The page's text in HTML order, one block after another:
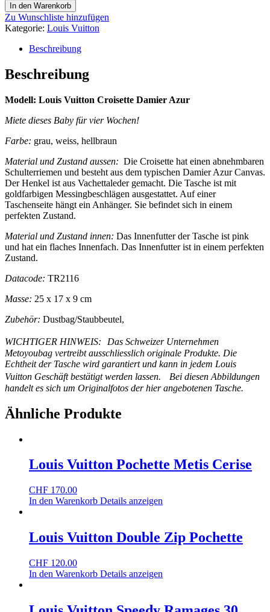
In den Warenkorb
Zu Wunschliste hinzufügen
Kategorie: Louis Vuitton
Beschreibung
Beschreibung
Modell: Louis Vuitton Croisette Damier Azur
Miete dieses Baby für vier Wochen!
Farbe: grau, weiss, hellbraun
Material und Zustand aussen: Die Croisette hat einen abnehmbaren
Schulterriemen und besteht aus dem typischen Damier Azur Canvas.
Der Henkel ist aus Vachettaleder gemacht. Die Tasche ist mit
goldfarbigen Messingbeschlägen ausgestattet. Auf einer
Taschenseite hängt ein Anhänger. Sie befindet sich in einem
perfekten Zustand.
Material und Zustand innen: Das Innenfutter der Tasche ist pink
und hat ein flaches Innenfach. Das Innenfutter ist in einem perfekten
Zustand.
Datacode: TR2116
Masse: 25 x 17 x 9 cm
Zubehör: Dustbag/Staubbeutel,
WICHTIGER HINWEIS: Das Schweizer Unternehmen
Metoyoubag vertreibt ausschliesslich originale Produkte. Die
Echtheit der Tasche wird garantiert und kann in jedem Louis
Vuitton Geschäft bestätigt werden lassen. Bei diesen Abbildungen
handelt es sich um Originalfotos der hier angebotenen Tasche.
Ähnliche Produkte
Louis Vuitton Pochette Metis Cerise
CHF 170.00
In den Warenkorb Details anzeigen
Louis Vuitton Double Zip Pochette
CHF 120.00
In den Warenkorb Details anzeigen